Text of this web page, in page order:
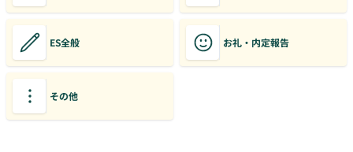
ES全般 お礼・内定報告
その他